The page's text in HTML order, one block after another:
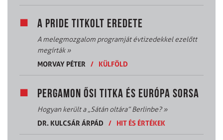
A PRIDE TITKOLT EREDETE
A melegmozgalom programját évtizedekkel ezelőtt
megírták»
MORVAY PÉTER
/ KÜLFÖLD
PERGAMON ŐSI TITKA ÉS EURÓPA SORSA
Hogyan került a „Sátán oltára” Berlinbe?»
DR. KULCSÁR ÁRPÁD
/ HIT ÉS ÉRTÉKEK